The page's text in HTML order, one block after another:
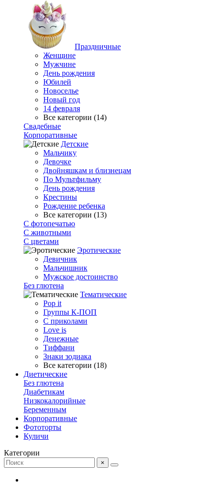
Праздничные
Женщине
Мужчине
День рождения
Юбилей
Новоселье
Новый год
14 февраля
Все категории (14)
Свадебные
Корпоративные
Детские
Мальчику
Девочке
Двойняшкам и близнецам
По Мультфильму
День рождения
Крестины
Рождение ребенка
Все категории (13)
С фотопечатью
C животными
С цветами
Эротические
Девичник
Мальчишник
Мужское достоинство
Без глютена
Тематические
Pop it
Группы К-ПОП
С приколами
Love is
Денежные
Тиффани
Знаки зодиака
Все категории (18)
Диетические
Без глютена
Диабетикам
Низкокалорийные
Беременным
Корпоративные
Фототорты
Куличи
Категории
×